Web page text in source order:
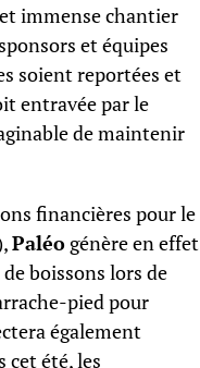
immense chantier
et équipes
soient reportées et
entravée par le
de maintenir
financières pour le
Paléo génère en effet
boissons lors de
pied pour
également
cet été, les